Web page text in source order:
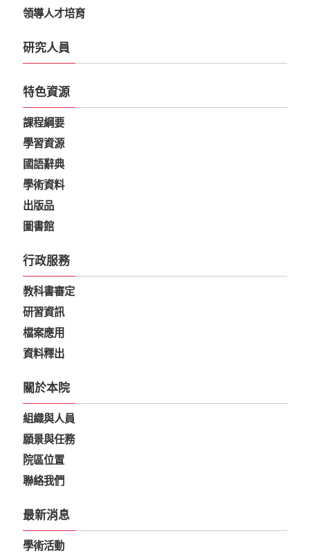
領導人才培育
研究人員
特色資源
課程綱要
學習資源
國語辭典
學術資料
出版品
圖書館
行政服務
教科書審定
研習資訊
檔案應用
資料釋出
關於本院
組織與人員
願景與任務
院區位置
聯絡我們
最新消息
學術活動